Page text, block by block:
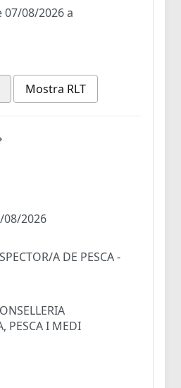
07/08/2026 a
Mostra RLT
08/2026
A DE PESCA -
PESCA I MEDI